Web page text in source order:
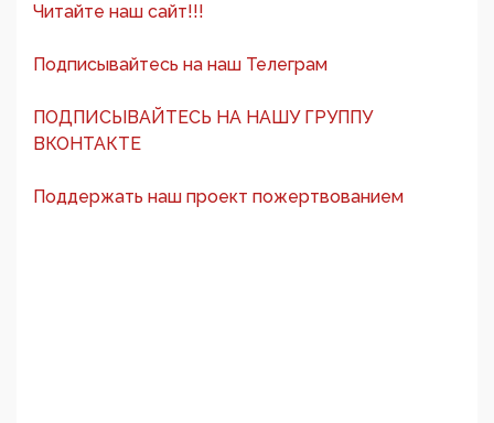
Читайте наш сайт!!!
Подписывайтесь на наш Телеграм
ПОДПИСЫВАЙТЕСЬ НА НАШУ ГРУППУ
ВКОНТАКТЕ
Поддержать наш проект пожертвованием